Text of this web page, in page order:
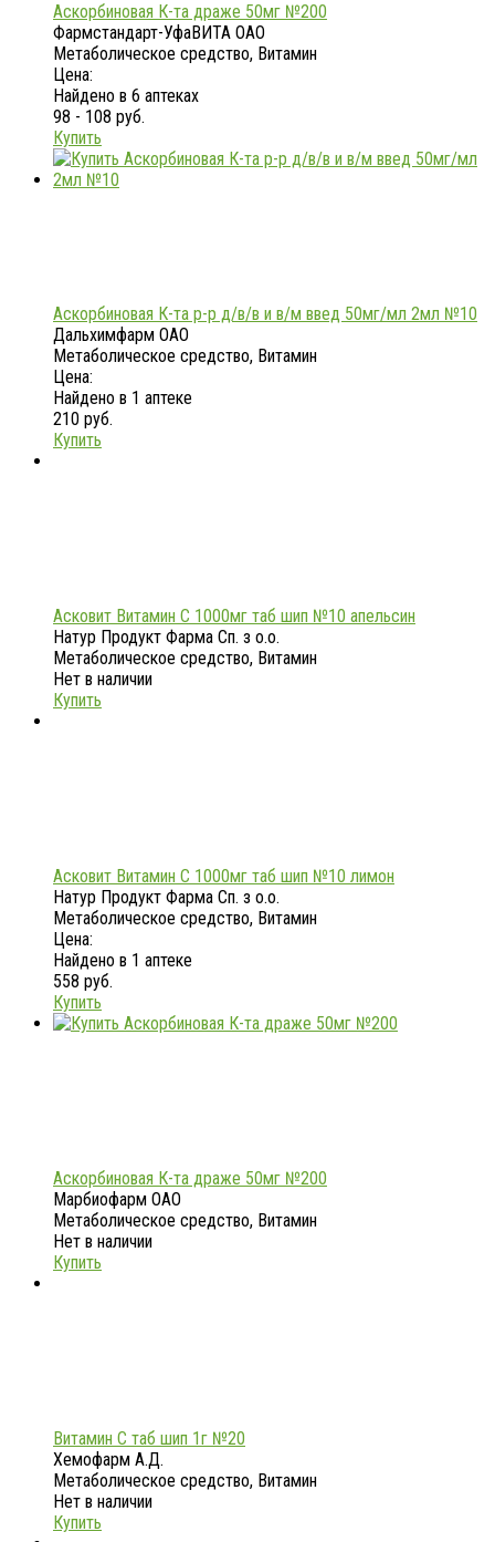
Аскорбиновая К-та драже 50мг №200
Фармстандарт-УфаВИТА ОАО
Метаболическое средство, Витамин
Цена:
Найдено в 6 аптеках
98 - 108 руб.
Купить
Аскорбиновая К-та р-р д/в/в и в/м введ 50мг/мл 2мл №10
Дальхимфарм ОАО
Метаболическое средство, Витамин
Цена:
Найдено в 1 аптеке
210 руб.
Купить
Асковит Витамин С 1000мг таб шип №10 апельсин
Натур Продукт Фарма Сп. з о.о.
Метаболическое средство, Витамин
Нет в наличии
Купить
Асковит Витамин С 1000мг таб шип №10 лимон
Натур Продукт Фарма Сп. з о.о.
Метаболическое средство, Витамин
Цена:
Найдено в 1 аптеке
558 руб.
Купить
Аскорбиновая К-та драже 50мг №200
Марбиофарм ОАО
Метаболическое средство, Витамин
Нет в наличии
Купить
Витамин С таб шип 1г №20
Хемофарм А.Д.
Метаболическое средство, Витамин
Нет в наличии
Купить